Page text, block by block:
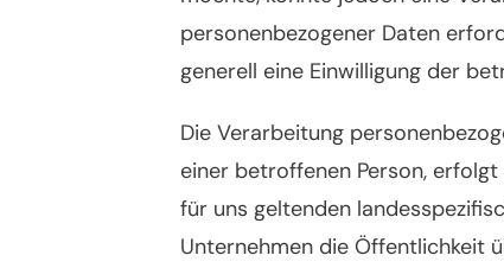
personenbezogener Daten
generell eine Einwilligung der
Die Verarbeitung
einer betroffenen Person,
für uns geltenden
Unternehmen die Öffentlichkeit